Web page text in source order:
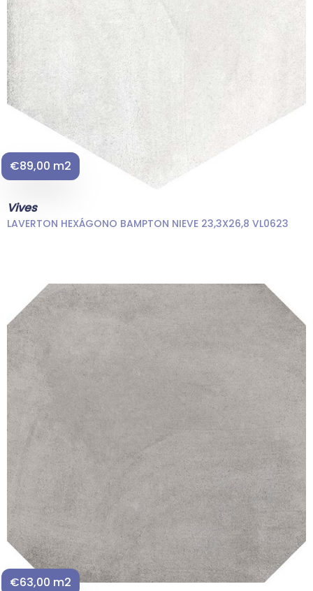
€89,00 m2
Vives
LAVERTON HEXÁGONO BAMPTON NIEVE 23,3X26,8 VL0623
€63,00 m2